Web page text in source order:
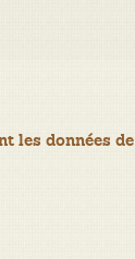
les données de